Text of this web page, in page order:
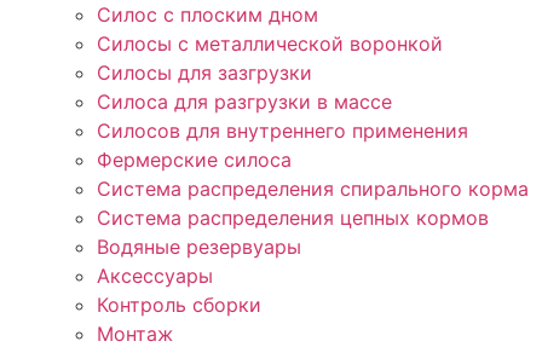
Силос с плоским дном
Силосы с металлической воронкой
Силосы для зазгрузки
Силоса для разгрузки в массе
Силосов для внутреннего применения
Фермерские силоса
Система распределения спирального корма
Система распределения цепных кормов
Водяные резервуары
Аксессуары
Контроль сборки
Монтаж